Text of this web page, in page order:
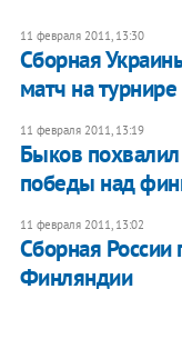
11 февраля 2011, 13:30
Сборная
матч на
11 февраля 2011, 13:19
Быков
победы над
11 февраля 2011, 13:02
Сборная
Финляндии